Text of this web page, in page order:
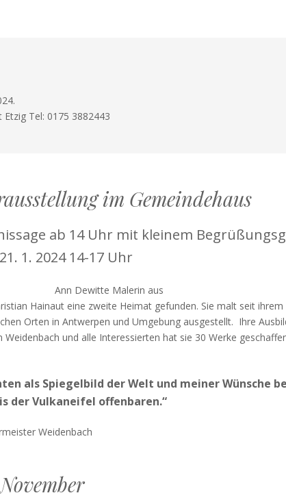
Tel: 0175 3882443
im Gemeindehaus
ab 14 Uhr mit kleinem
1. 2024 14-17 Uhr
Ann Dewitte Malerin aus
Hainaut eine zweite Heimat gefunden. Sie malt seit
Orten in Antwerpen und Umgebung ausgestellt. Ihre
und alle Interessierten hat sie 30 Werke
als Spiegelbild der Welt und meiner Wünsche
der Vulkaneifel offenbaren.“
Weidenbach